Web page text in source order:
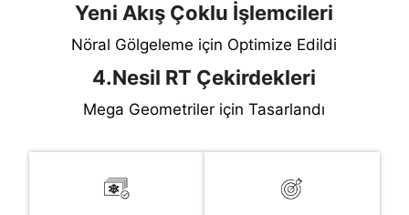
Yeni Akış Çoklu İşlemcileri
Nöral Gölgeleme için Optimize Edildi
4.Nesil RT Çekirdekleri
Mega Geometriler için Tasarlandı